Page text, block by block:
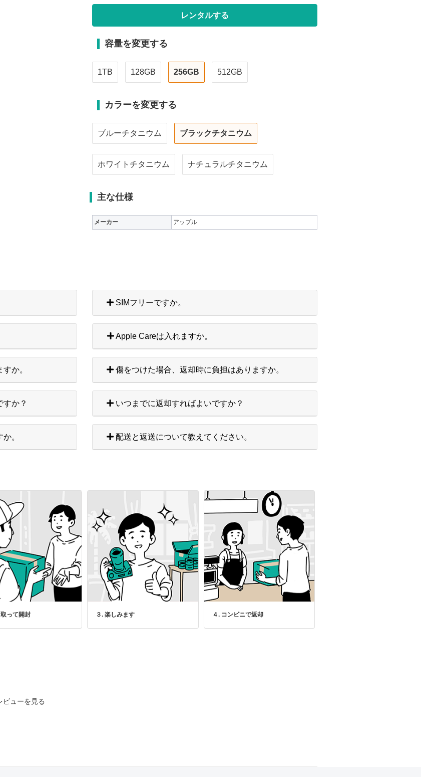
容量を変更する
1TB 128GB 256GB 512GB
カラーを変更する
ブルーチタニウム ブラックチタニウム
ホワイトチタニウム ナチュラルチタニウム
主な仕様
メーカー アップル
SIMフリーですか。
Apple Careは入れますか。
か。 傷をつけた場合、返却時に負担はありますか。
すか？ いつまでに返却すればよいですか？
。 配送と返送について教えてください。
取って開封 ３. 楽しみます ４. コンビニで返却
ビューを見る